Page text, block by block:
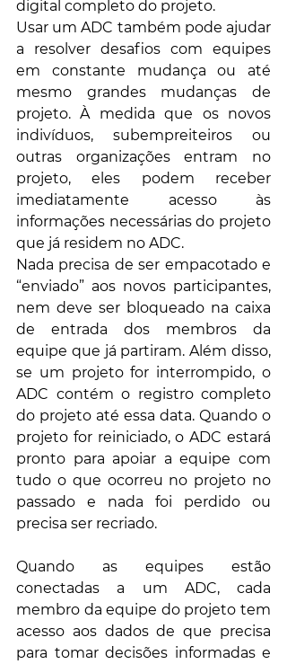
digital completo do projeto.
Usar um ADC também pode ajudar
a resolver desafios com equipes
em constante mudança ou até
mesmo grandes mudanças de
projeto. À medida que os novos
indivíduos, subempreiteiros ou
outras organizações entram no
projeto, eles podem receber
imediatamente acesso às
informações necessárias do projeto
que já residem no ADC.
Nada precisa de ser empacotado e
“enviado” aos novos participantes,
nem deve ser bloqueado na caixa
de entrada dos membros da
equipe que já partiram. Além disso,
se um projeto for interrompido, o
ADC contém o registro completo
do projeto até essa data. Quando o
projeto for reiniciado, o ADC estará
pronto para apoiar a equipe com
tudo o que ocorreu no projeto no
passado e nada foi perdido ou
precisa ser recriado.
Quando as equipes estão
conectadas a um ADC, cada
membro da equipe do projeto tem
acesso aos dados de que precisa
para tomar decisões informadas e